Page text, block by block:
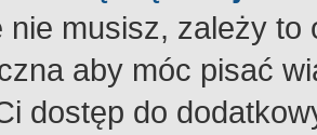
nie musisz, zależy
aby móc pisać
dostęp do